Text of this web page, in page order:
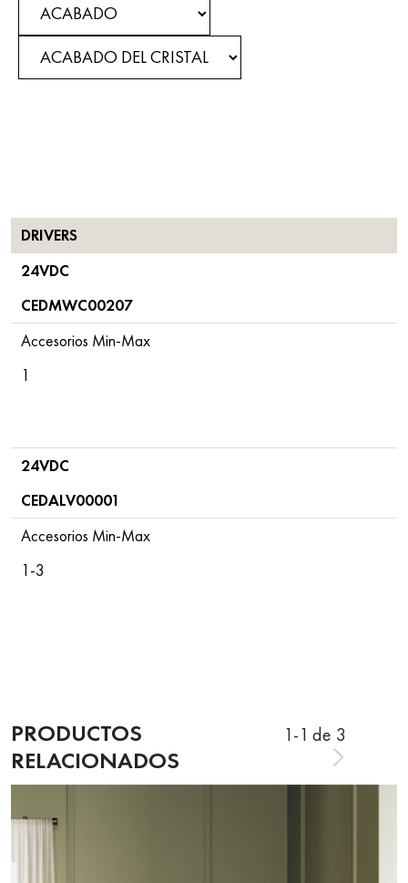
DRIVERS
24VDC
CEDMWC00207
Accesorios Min-Max
1
24VDC
CEDALV00001
Accesorios Min-Max
1-3
PRODUCTOS
RELACIONADOS
1-1 de 3